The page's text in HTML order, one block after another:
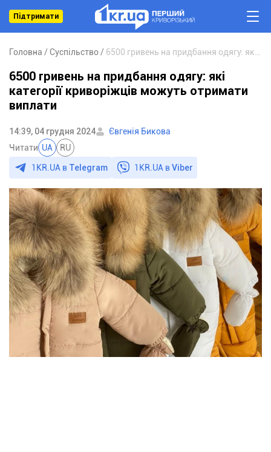
Підтримати
Головна Суспільство
6500 гривень на придбання одягу: які
категорії криворіжців можуть отримати
виплати
14:39, 04 грудня 2024
Євгенія Бикова
Читати UA RU
1KR.UA в Telegram 1KR.UA вViber